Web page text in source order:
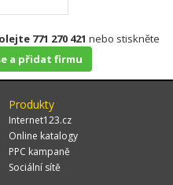
771 270 421 nebo stiskněte
a přidat firmu
Produkty
Internet123.cz
Online katalogy
PPC kampaně
Sociální sítě